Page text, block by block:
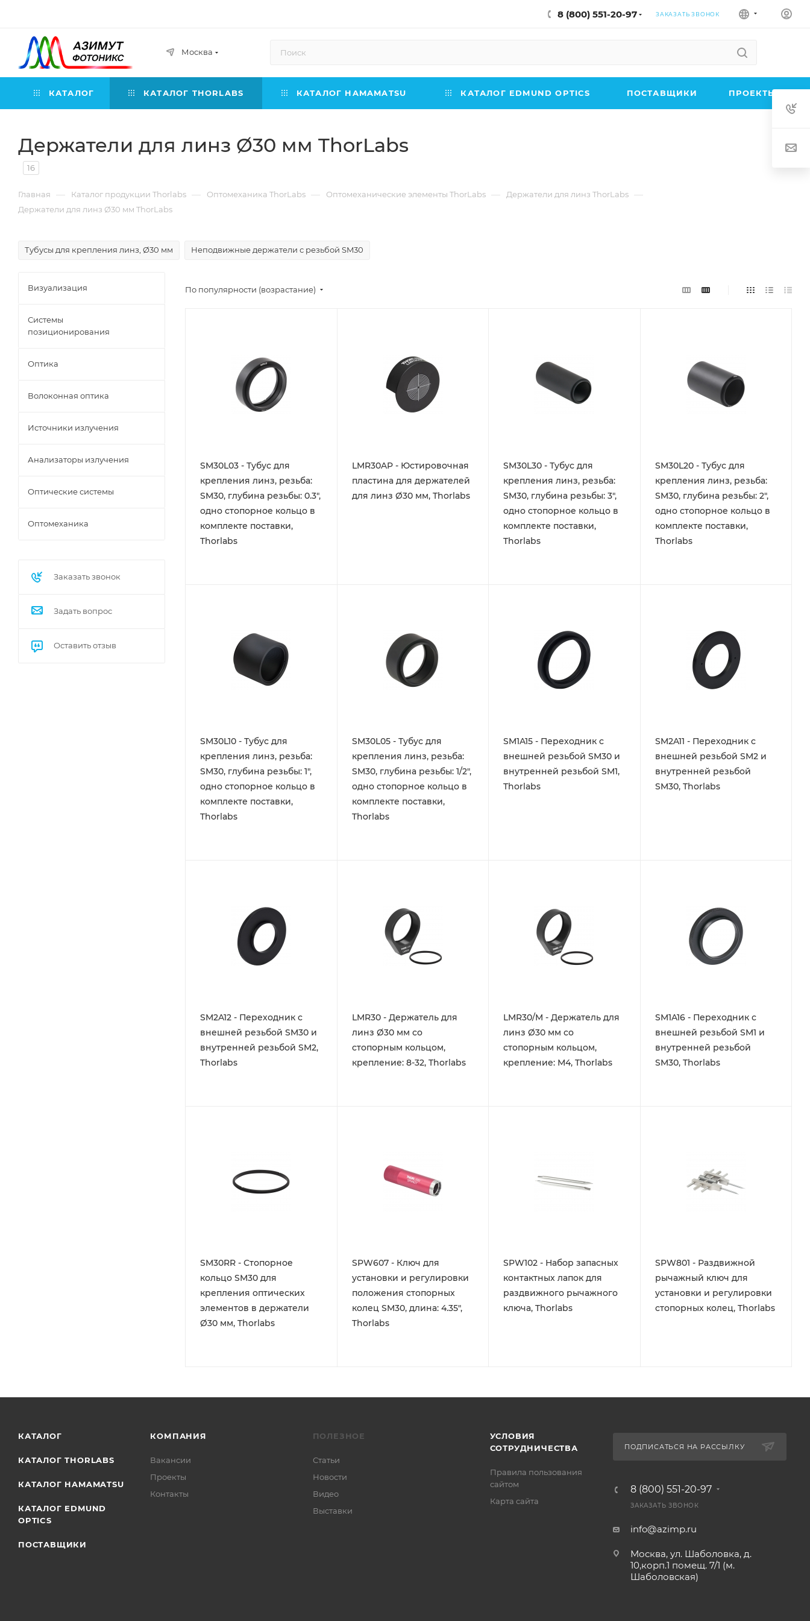
8 (800) 551-20-97 ЗАКАЗАТЬ ЗВОНОК
Москва
КАТАЛОГ КАТАЛОГ THORLABS КАТАЛОГ HAMAMATSU КАТАЛОГ EDMUND OPTICS ПОСТАВЩИКИ ПРОЕКТЫ
Держатели для линз Ø30 мм ThorLabs
16
Главная — Каталог продукции Thorlabs — Оптомеханика ThorLabs — Оптомеханические элементы ThorLabs — Держатели для линз ThorLabs —
Держатели для линз Ø30 мм ThorLabs
Тубусы для крепления линз, Ø30 мм Неподвижные держатели с резьбой SM30
По популярности (возрастание)
SM30L03 - Тубус для
крепления линз, резьба:
SM30, глубина резьбы: 0.3",
одно стопорное кольцо в
комплекте поставки,
Thorlabs
LMR30AP - Юстировочная
пластина для держателей
для линз Ø30 мм, Thorlabs
SM30L30 - Тубус для
крепления линз, резьба:
SM30, глубина резьбы: 3",
одно стопорное кольцо в
комплекте поставки,
Thorlabs
SM30L20 - Тубус для
крепления линз, резьба:
SM30, глубина резьбы: 2",
одно стопорное кольцо в
комплекте поставки,
Thorlabs
SM30L10 - Тубус для
крепления линз, резьба:
SM30, глубина резьбы: 1",
одно стопорное кольцо в
комплекте поставки,
Thorlabs
SM30L05 - Тубус для
крепления линз, резьба:
SM30, глубина резьбы: 1/2",
одно стопорное кольцо в
комплекте поставки,
Thorlabs
SM1A15 - Переходник с
внешней резьбой SM30 и
внутренней резьбой SM1,
Thorlabs
SM2A11 - Переходник с
внешней резьбой SM2 и
внутренней резьбой
SM30, Thorlabs
SM2A12 - Переходник с
внешней резьбой SM30 и
внутренней резьбой SM2,
Thorlabs
LMR30 - Держатель для
линз Ø30 мм со
стопорным кольцом,
крепление: 8-32, Thorlabs
LMR30/M - Держатель для
линз Ø30 мм со
стопорным кольцом,
крепление: М4, Thorlabs
SM1A16 - Переходник с
внешней резьбой SM1 и
внутренней резьбой
SM30, Thorlabs
SM30RR - Стопорное
кольцо SM30 для
крепления оптических
элементов в держатели
Ø30 мм, Thorlabs
SPW607 - Ключ для
установки и регулировки
положения стопорных
колец SM30, длина: 4.35",
Thorlabs
SPW102 - Набор запасных
контактных лапок для
раздвижного рычажного
ключа, Thorlabs
SPW801 - Раздвижной
рычажный ключ для
установки и регулировки
стопорных колец, Thorlabs
Визуализация
Системы
позиционирования
Оптика
Волоконная оптика
Источники излучения
Анализаторы излучения
Оптические системы
Оптомеханика
Заказать звонок
Задать вопрос
Оставить отзыв
КАТАЛОГ
КАТАЛОГ THORLABS
КАТАЛОГ HAMAMATSU
КАТАЛОГ EDMUND
OPTICS
ПОСТАВЩИКИ
КОМПАНИЯ
Вакансии
Проекты
Контакты
ПОЛЕЗНОЕ
Статьи
Новости
Видео
Выставки
УСЛОВИЯ
СОТРУДНИЧЕСТВА
Правила пользования
сайтом
Карта сайта
ПОДПИСАТЬСЯ НА РАССЫЛКУ
8 (800) 551-20-97
ЗАКАЗАТЬ ЗВОНОК
info@azimp.ru
Москва, ул. Шаболовка, д.
10,корп.1 помещ. 7/1 (м.
Шаболовская)